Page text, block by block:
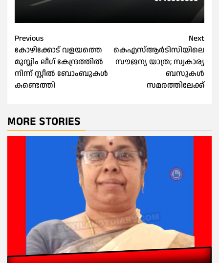
Post
navigation
Previous
കോഴിക്കോട് വളയത്തെ
മുസ്ലിം ലീഗ് കേന്ദ്രത്തിൽ
നിന്ന് സ്റ്റീൽ ബോംബുകൾ
കണ്ടെത്തി
Next
കെഎസ്ആര്‍ടിസിയിലെ
സൗജന്യ യാത്ര; സ്വകാര്യ
ബസുകള്‍
സമരത്തിലേക്ക്
MORE STORIES